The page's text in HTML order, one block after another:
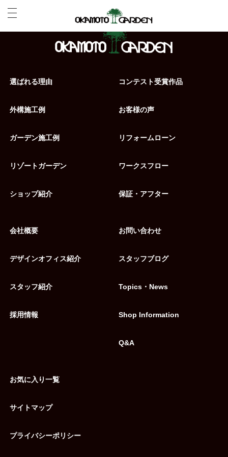
選ばれる理由
外構施工例
ガーデン施工例
リゾートガーデン
ショップ紹介
コンテスト受賞作品
お客様の声
リフォームローン
ワークスフロー
保証・アフター
会社概要
デザインオフィス紹介
スタッフ紹介
採用情報
お問い合わせ
スタッフブログ
Topics・News
Shop Information
Q&A
お気に入り一覧
サイトマップ
プライバシーポリシー